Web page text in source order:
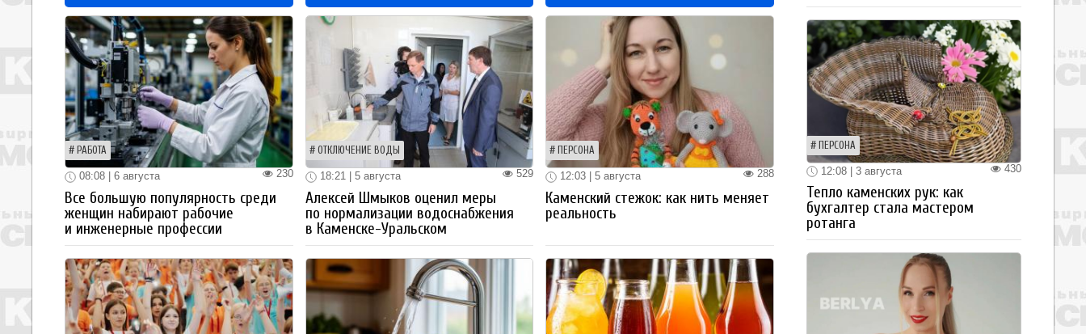
РАБОТА
230
08:08 | 6 августа
Все большую популярность среди
женщин набирают рабочие
и инженерные профессии
ОТКЛЮЧЕНИЕ ВОДЫ
529
18:21 | 5 августа
Алексей Шмыков оценил меры
по нормализации водоснабжения
в Каменске-Уральском
ПЕРСОНА
288
12:03 | 5 августа
Каменский стежок: как нить меняет
реальность
ПЕРСОНА
430
12:08 | 3 августа
Тепло каменских рук: как
бухгалтер стала мастером
ротанга